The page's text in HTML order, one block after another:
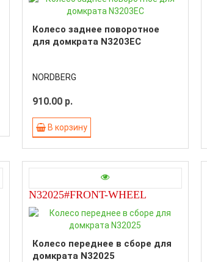
Колесо заднее поворотное
для домкрата N3203EC
NORDBERG
910.00 р.
В корзину
N32025#FRONT-WHEEL
Колесо переднее в сборе для
домкрата N32025